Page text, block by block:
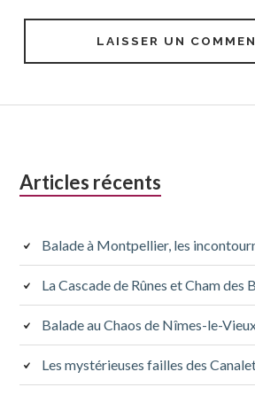
Colonne
subsidiaire
Articles récents
Balade à Montpellier, les
La Cascade de Rûnes et Cham des
Balade au Chaos de Nîmes-le-
Les mystérieuses failles des